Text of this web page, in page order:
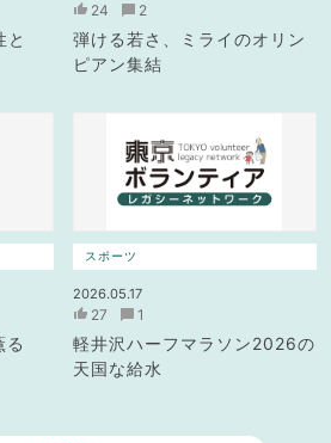
と
24 2
弾ける若さ、ミライのオリン
ピアン集結
スポーツ
2026.05.17
27 1
軽井沢ハーフマラソン2026の
天国な給水